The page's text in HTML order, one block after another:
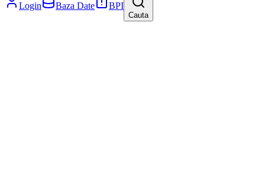
Login
Baza Date BPI
Cauta